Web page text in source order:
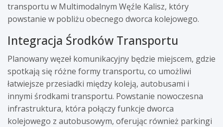
transportu w Multimodalnym Węźle Kalisz, który
powstanie w pobliżu obecnego dworca kolejowego.
Integracja Środków Transportu
Planowany węzeł komunikacyjny będzie miejscem, gdzie
spotkają się różne formy transportu, co umożliwi
łatwiejsze przesiadki między koleją, autobusami i
innymi środkami transportu. Powstanie nowoczesna
infrastruktura, która połączy funkcje dworca
kolejowego z autobusowym, oferując również parkingi